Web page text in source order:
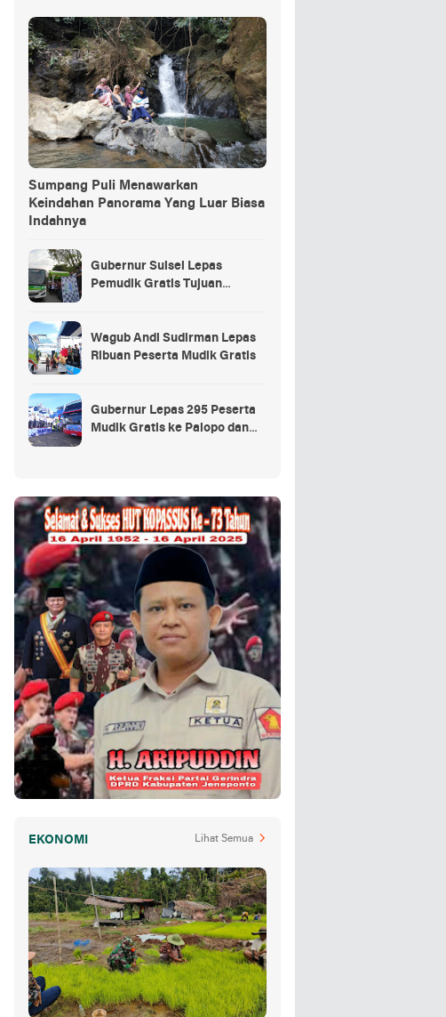
Sumpang Puli Menawarkan
Keindahan Panorama Yang Luar Biasa
Indahnya
Gubernur Sulsel Lepas
Pemudik Gratis Tujuan
Wagub Andi Sudirman Lepas
Ribuan Peserta Mudik Gratis
Gubernur Lepas 295 Peserta
Mudik Gratis ke Palopo dan
EKONOMI Lihat Semua